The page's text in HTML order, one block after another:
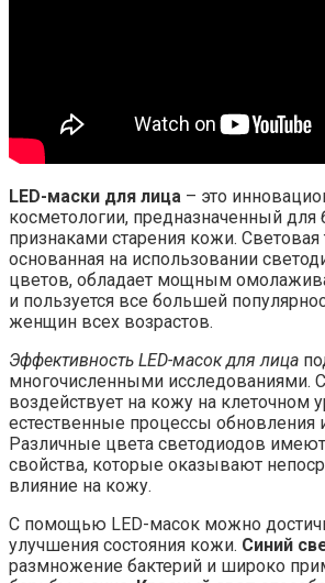
LED-маски для лица – это
косметологии, предназначенный для
признаками старения кожи. Световая
основанная на использовании
цветов, обладает мощным
и пользуется все большей
женщин всех возрастов.
Эффективность LED-масок для лица
многочисленными исследованиями.
воздействует на кожу на клеточном
естественные процессы обновления
Различные цвета светодиодов
свойства, которые оказывают
влияние на кожу.
С помощью LED-масок можно
улучшения состояния кожи. Синий
размножение бактерий и широко